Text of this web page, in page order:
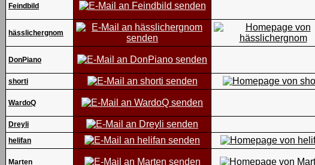
Feindbild
hässlichergnom
DonPiano
shorti
WardoQ
Dreyli
helifan
Marten